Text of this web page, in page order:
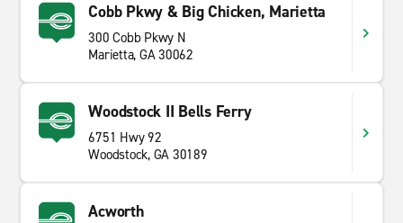
Cobb Pkwy & Big Chicken, Marietta
300 Cobb Pkwy N
Marietta, GA 30062
Woodstock II Bells Ferry
6751 Hwy 92
Woodstock, GA 30189
Acworth